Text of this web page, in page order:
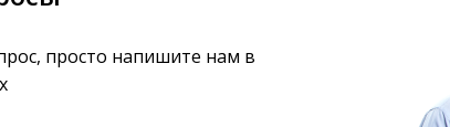
просто напишите нам в